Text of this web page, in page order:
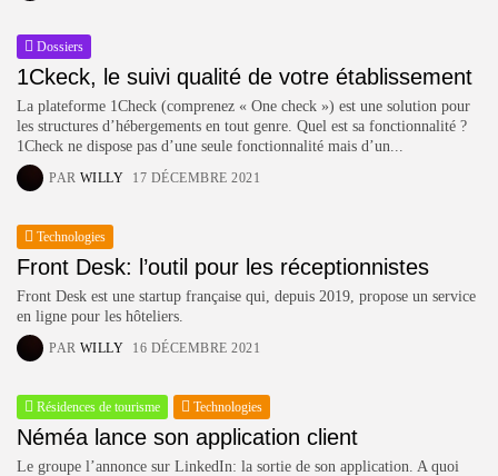
Dossiers
1Ckeck, le suivi qualité de votre établissement
La plateforme 1Check (comprenez « One check ») est une solution pour
les structures d’hébergements en tout genre. Quel est sa fonctionnalité ?
1Check ne dispose pas d’une seule fonctionnalité mais d’un...
PAR WILLY 17 DÉCEMBRE 2021
Technologies
Front Desk: l’outil pour les réceptionnistes
Front Desk est une startup française qui, depuis 2019, propose un service
en ligne pour les hôteliers.
PAR WILLY 16 DÉCEMBRE 2021
Résidences de tourisme Technologies
Néméa lance son application client
Le groupe l’annonce sur LinkedIn: la sortie de son application. A quoi